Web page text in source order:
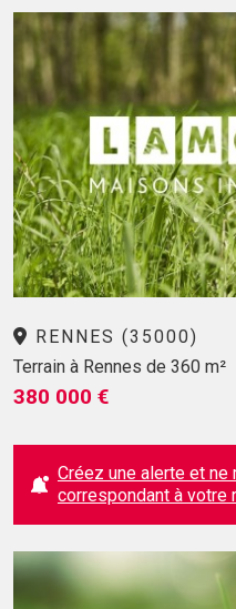
RENNES (35000)
Terrain à Rennes de 360 m²
380 000 €
Créez une alerte et ne
correspondant à votre